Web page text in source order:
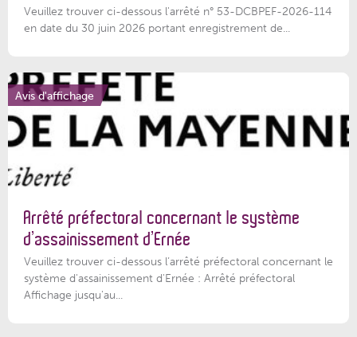
Veuillez trouver ci-dessous l'arrêté n° 53-DCBPEF-2026-114
en date du 30 juin 2026 portant enregistrement de...
Avis d'affichage
Arrêté préfectoral concernant le système
d’assainissement d’Ernée
Veuillez trouver ci-dessous l’arrêté préfectoral concernant le
système d'assainissement d'Ernée : Arrêté préfectoral
Affichage jusqu'au...